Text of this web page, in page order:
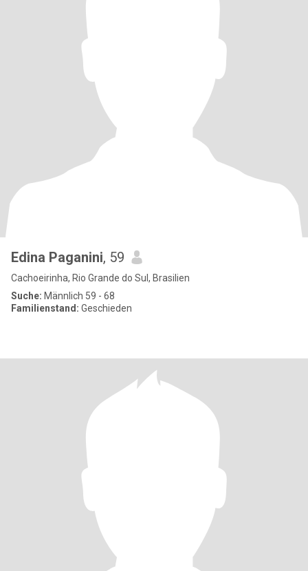
Edina Paganini, 59
Cachoeirinha, Rio Grande do Sul, Brasilien
Suche: Männlich 59 - 68
Familienstand: Geschieden